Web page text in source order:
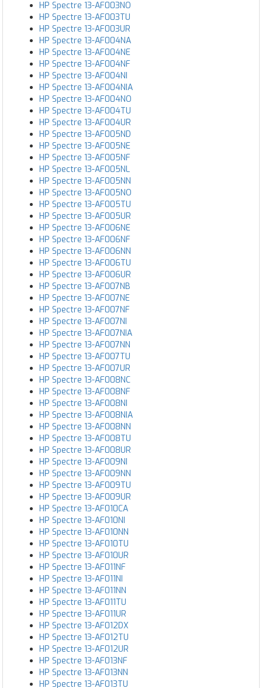
HP Spectre 13-AF003NO
HP Spectre 13-AF003TU
HP Spectre 13-AF003UR
HP Spectre 13-AF004NA
HP Spectre 13-AF004NE
HP Spectre 13-AF004NF
HP Spectre 13-AF004NI
HP Spectre 13-AF004NIA
HP Spectre 13-AF004NO
HP Spectre 13-AF004TU
HP Spectre 13-AF004UR
HP Spectre 13-AF005ND
HP Spectre 13-AF005NE
HP Spectre 13-AF005NF
HP Spectre 13-AF005NL
HP Spectre 13-AF005NN
HP Spectre 13-AF005NO
HP Spectre 13-AF005TU
HP Spectre 13-AF005UR
HP Spectre 13-AF006NE
HP Spectre 13-AF006NF
HP Spectre 13-AF006NN
HP Spectre 13-AF006TU
HP Spectre 13-AF006UR
HP Spectre 13-AF007NB
HP Spectre 13-AF007NE
HP Spectre 13-AF007NF
HP Spectre 13-AF007NI
HP Spectre 13-AF007NIA
HP Spectre 13-AF007NN
HP Spectre 13-AF007TU
HP Spectre 13-AF007UR
HP Spectre 13-AF008NC
HP Spectre 13-AF008NF
HP Spectre 13-AF008NI
HP Spectre 13-AF008NIA
HP Spectre 13-AF008NN
HP Spectre 13-AF008TU
HP Spectre 13-AF008UR
HP Spectre 13-AF009NI
HP Spectre 13-AF009NN
HP Spectre 13-AF009TU
HP Spectre 13-AF009UR
HP Spectre 13-AF010CA
HP Spectre 13-AF010NI
HP Spectre 13-AF010NN
HP Spectre 13-AF010TU
HP Spectre 13-AF010UR
HP Spectre 13-AF011NF
HP Spectre 13-AF011NI
HP Spectre 13-AF011NN
HP Spectre 13-AF011TU
HP Spectre 13-AF011UR
HP Spectre 13-AF012DX
HP Spectre 13-AF012TU
HP Spectre 13-AF012UR
HP Spectre 13-AF013NF
HP Spectre 13-AF013NN
HP Spectre 13-AF013TU